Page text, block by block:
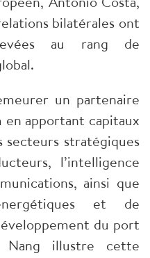
bilatérales ont
au rang de
un partenaire
apportant capitaux
secteurs stratégiques
l’intelligence
ainsi que
et de
du port
illustre cette